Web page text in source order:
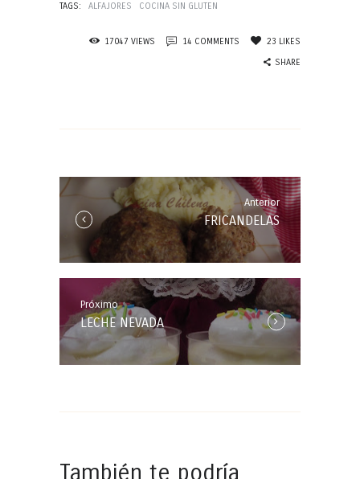
TAGS:
ALFAJORES COCINA SIN GLUTEN
17047 VIEWS 14 COMMENTS 23 LIKES
SHARE
entradas
AnteriorAnterior
Entrada:
FRICANDELAS
PróximoPróxima
Entrada:
LECHE NEVADA
También te podría